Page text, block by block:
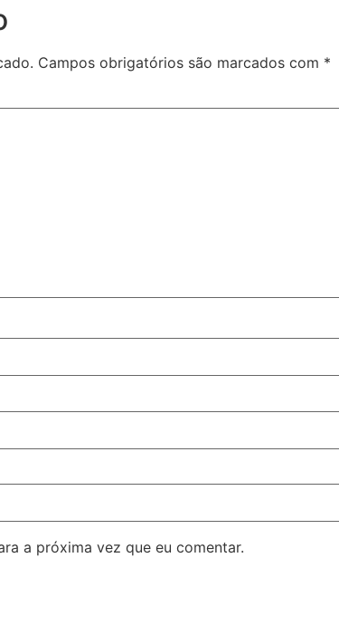
Campos obrigatórios são marcados com *
a próxima vez que eu comentar.